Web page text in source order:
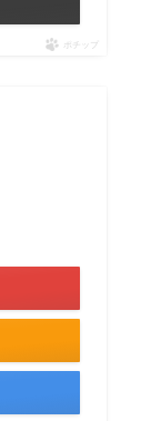
ポチップ